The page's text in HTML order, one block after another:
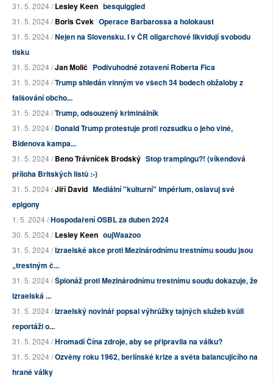
31. 5. 2024 /Lesley Keen besquiggled
31. 5. 2024 /Boris Cvek Operace Barbarossa a holokaust
31. 5. 2024 /Nejen na Slovensku. I v ČR oligarchové likvidují svobodu
tisku
31. 5. 2024 /Jan Molič Podivuhodné zotavení Roberta Fica
31. 5. 2024 /Trump shledán vinným ve všech 34 bodech obžaloby z
falšování obcho...
31. 5. 2024 /Trump, odsouzený kriminálník
31. 5. 2024 /Donald Trump protestuje proti rozsudku o jeho vině,
Bidenova kampa...
31. 5. 2024 /Beno Trávníček Brodský Stop trampingu?! (víkendová
příloha Britských listů :-)
31. 5. 2024 /Jiří David Mediální "kulturní" impérium, oslavuj své
epigony
1. 5. 2024 /Hospodaření OSBL za duben 2024
30. 5. 2024 /Lesley Keen oujWaazoo
31. 5. 2024 /Izraelské akce proti Mezinárodnímu trestnímu soudu jsou
„trestným č...
31. 5. 2024 /Špionáž proti Mezinárodnímu trestnímu soudu dokazuje, že
izraelská ...
31. 5. 2024 /Izraelský novinář popsal výhrůžky tajných služeb kvůli
reportáži o...
31. 5. 2024 /Hromadí Čína zdroje, aby se připravila na válku?
31. 5. 2024 /Ozvěny roku 1962, berlínské krize a světa balancujícího na
hraně války